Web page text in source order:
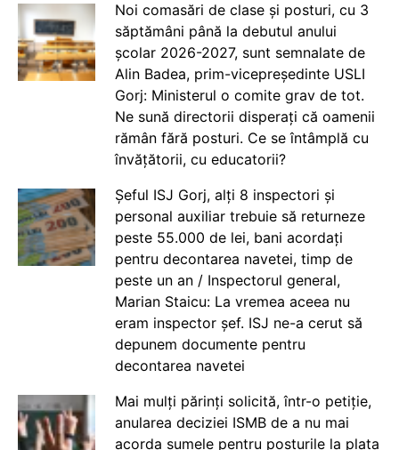
Noi comasări de clase și posturi, cu 3
săptămâni până la debutul anului
școlar 2026-2027, sunt semnalate de
Alin Badea, prim-vicepreședinte USLI
Gorj: Ministerul o comite grav de tot.
Ne sună directorii disperați că oamenii
rămân fără posturi. Ce se întâmplă cu
învățătorii, cu educatorii?
Șeful ISJ Gorj, alți 8 inspectori și
personal auxiliar trebuie să returneze
peste 55.000 de lei, bani acordați
pentru decontarea navetei, timp de
peste un an / Inspectorul general,
Marian Staicu: La vremea aceea nu
eram inspector șef. ISJ ne-a cerut să
depunem documente pentru
decontarea navetei
Mai mulți părinți solicită, într-o petiție,
anularea deciziei ISMB de a nu mai
acorda sumele pentru posturile la plata